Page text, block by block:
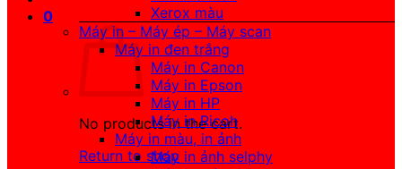
0
No products in the cart.
Return to shop
Xerox màu
Máy in – Máy ép – Máy scan
Máy in đen trắng
Máy in Canon
Máy in Epson
Máy in HP
Máy in Ricoh
Máy in màu, in ảnh
Máy in ảnh selphy